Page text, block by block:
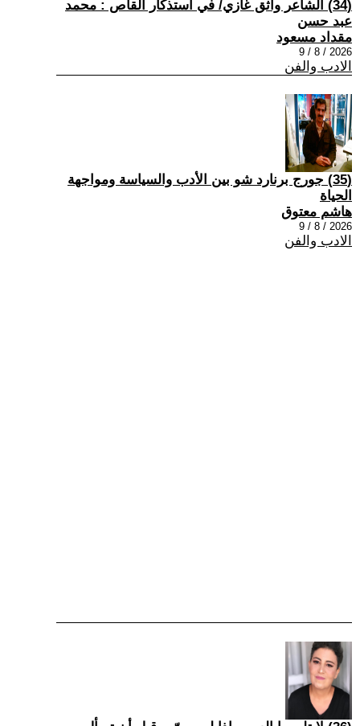
(34) الشاعر واثق غازي/ في استذكار القاص : محمد
عبد حسن
مقداد مسعود
2026 / 8 / 9
الادب والفن
(35) جورج برنارد شو بين الأدب والسياسة ومواجهة
الحياة
هاشم معتوق
2026 / 8 / 9
الادب والفن